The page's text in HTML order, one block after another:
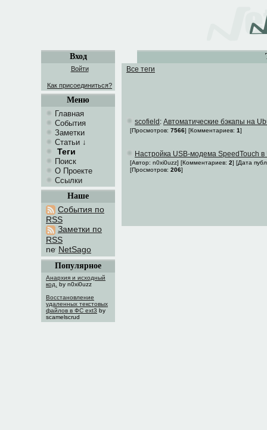
Вход
Войти
Как присоединиться?
Меню
Главная
События
Заметки
Статьи ↓
Теги
Поиск
О Проекте
Ссылки
Наше
События по
RSS
Заметки по
RSS
NetSago
Популярное
Анархия и исходный
код.
by n0xi0uzz
Восстановление
удаленных текстовых
файлов в ФС ext3 by
scamelscrud
Все теги
scofield : Автоматические бэкапы на
[Просмотров: 7566] [Комментариев: 1]
Настройка USB-модема SpeedTouch
[Автор: n0xi0uzz] [Комментариев: 2] [Дата
[Просмотров: 206]